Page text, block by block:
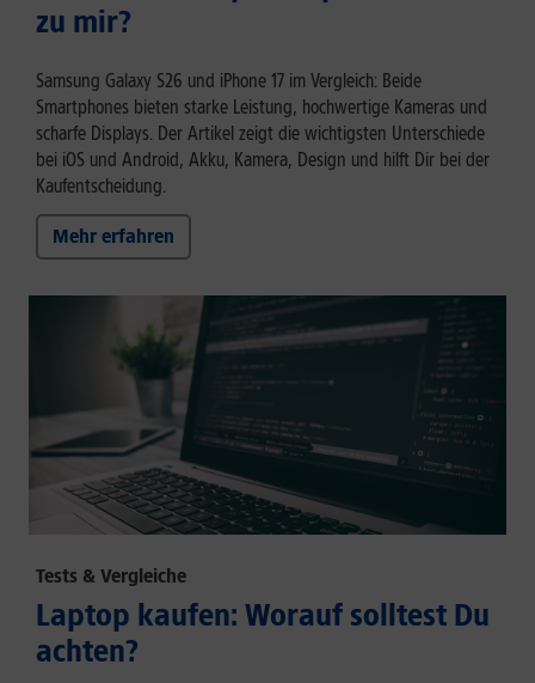
zu mir?
Samsung Galaxy S26 und iPhone 17 im Vergleich: Beide
Smartphones bieten starke Leistung, hochwertige Kameras und
scharfe Displays. Der Artikel zeigt die wichtigsten Unterschiede
bei iOS und Android, Akku, Kamera, Design und hilft Dir bei der
Kaufentscheidung.
Mehr erfahren
Tests & Vergleiche
Laptop kaufen: Worauf solltest Du
achten?